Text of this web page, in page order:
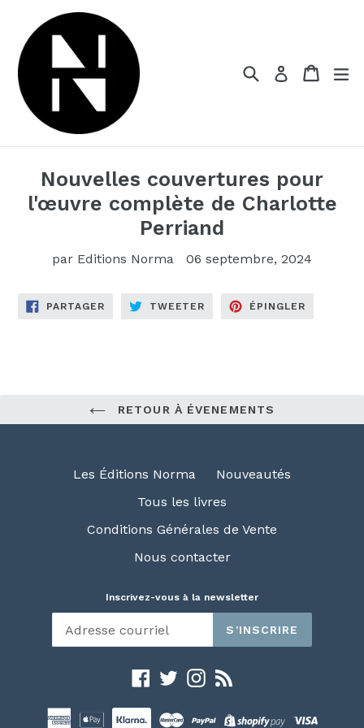
contenu
Recherche
Se Panier
Nouvelles couvertures pour
l'œuvre complète de Charlotte
Perriand
par Editions Norma 06 septembre, 2024
PARTAGERPARTAGERTWEETER TWEETERÉPINGLER
RETOUR À ÉVENEMENTS
Les Éditions Norma
Nouveautés
Tous les livres
Conditions Générales de Vente
Nous contacter
Inscrivez-vous à la newsletter
S'INSCRIRE
Facebook
TwitterInstagram